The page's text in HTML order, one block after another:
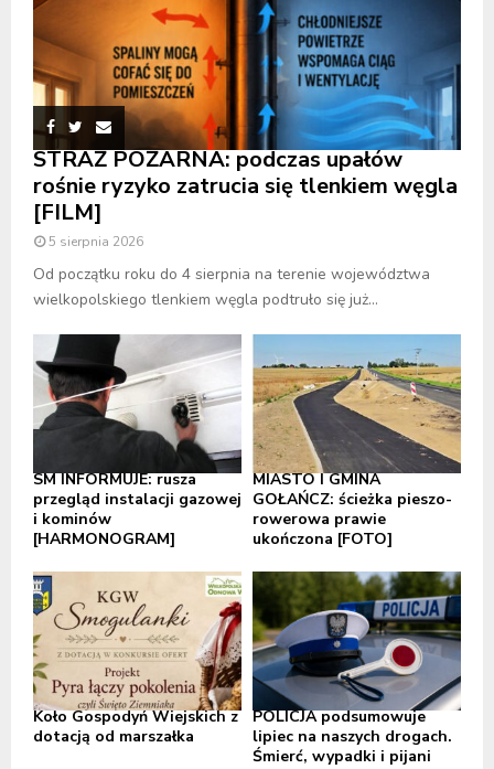
STRAŻ POŻARNA: podczas upałów
rośnie ryzyko zatrucia się tlenkiem węgla
[FILM]
5 sierpnia 2026
Od początku roku do 4 sierpnia na terenie województwa
wielkopolskiego tlenkiem węgla podtruło się już...
SM INFORMUJE: rusza
przegląd instalacji gazowej
i kominów
[HARMONOGRAM]
MIASTO I GMINA
GOŁAŃCZ: ścieżka pieszo-
rowerowa prawie
ukończona [FOTO]
Koło Gospodyń Wiejskich z
dotacją od marszałka
POLICJA podsumowuje
lipiec na naszych drogach.
Śmierć, wypadki i pijani